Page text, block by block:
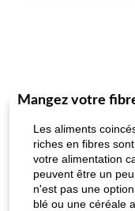
Mangez votre
Les aliments
riches en fibres
votre alimentation
peuvent être un
n'est pas une
blé ou une céréale